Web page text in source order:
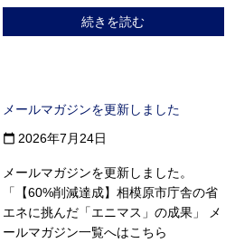
続きを読む
メールマガジンを更新しました
calendar_today 2026年7月24日
メールマガジンを更新しました。
「【60%削減達成】相模原市庁舎の省
エネに挑んだ「エニマス」の成果」 メ
ールマガジン一覧へはこちら